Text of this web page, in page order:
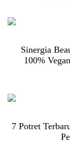
Sinergia
100%
7 Potret